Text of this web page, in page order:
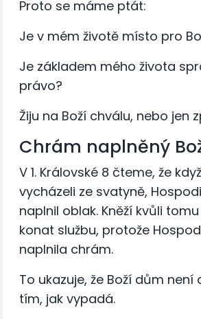
Proto se máme ptát:
Je v mém životě místo pro
Je základem mého života
právo?
Žiju na Boží chválu, nebo jen
Chrám naplněný
V 1. Královské 8 čteme, že
vycházeli ze svatyně,
naplnil oblak. Kněží kvůli
konat službu, protože
naplnila chrám.
To ukazuje, že Boží dům není
tím, jak vypadá.